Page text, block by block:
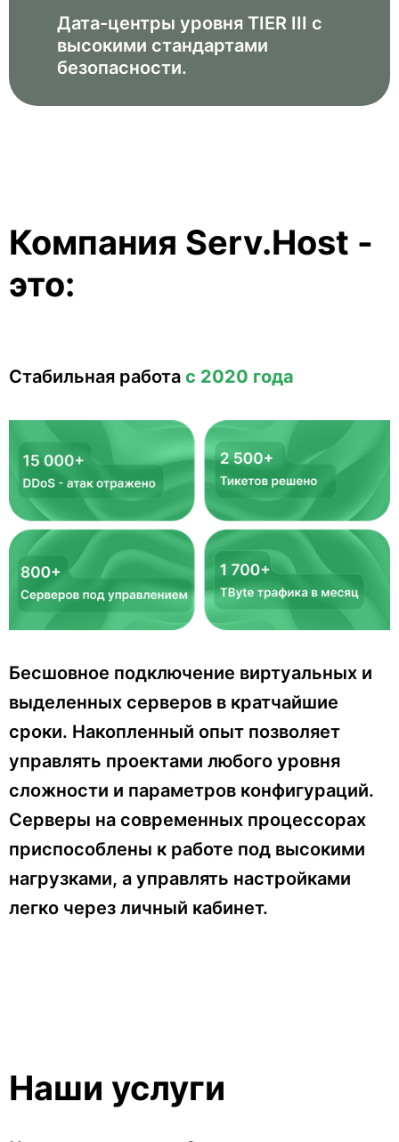
Дата-центры уровня TIER III с
высокими стандартами
безопасности.
Компания Serv.Host -
это:
Стабильная работа с 2020 года
Бесшовное подключение виртуальных и
выделенных серверов в кратчайшие
сроки. Накопленный опыт позволяет
управлять проектами любого уровня
сложности и параметров конфигураций.
Серверы на современных процессорах
приспособлены к работе под высокими
нагрузками, а управлять настройками
легко через личный кабинет.
Наши услуги